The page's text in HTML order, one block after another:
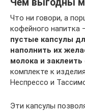
Что ни говори, а
кофейного напитка
пустые капсулы
наполнить их
молока и заклеить
комплекте к
Неспрессо и
Эти капсулы